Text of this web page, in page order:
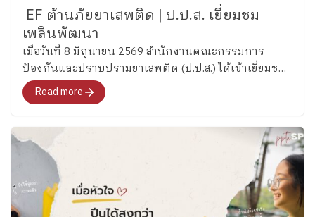
EF ต้านภัยยาเสพติด | ป.ป.ส. เยี่ยมชม
เพลินพัฒนา
เมื่อวันที่ 8 มิถุนายน 2569 สำนักงานคณะกรรมการ
ป้องกันและปราบปรามยาเสพติด (ป.ป.ส.) ได้เข้าเยี่ยมชม
และศึกษากระบวนการพัฒนาทักษะสมองเพื่อการจัดการ
ชีวิต (Executive Functions : EF) ของโรงเรียนเพลิน
Read more